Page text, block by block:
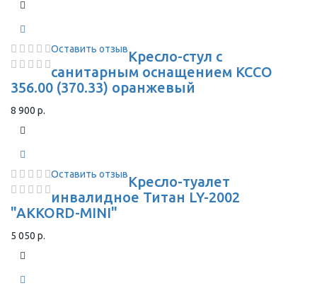
Оставить отзывКресло-стул с
санитарным оснащением КССО
356.00 (370.33) оранжевый
8 900 р.
Оставить отзывКресло-туалет
инвалидное Титан LY-2002
"AKKORD-MINI"
5 050 р.